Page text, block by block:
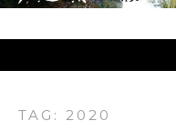
TAG: 2020